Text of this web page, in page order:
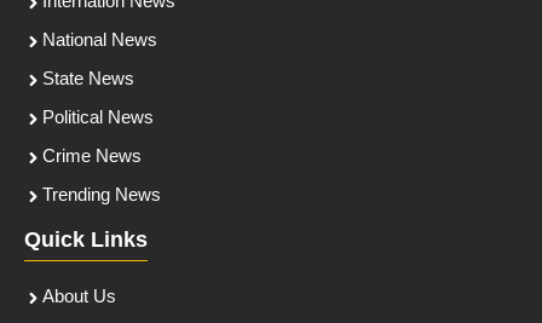
National News
State News
Political News
Crime News
Trending News
Quick Links
About Us